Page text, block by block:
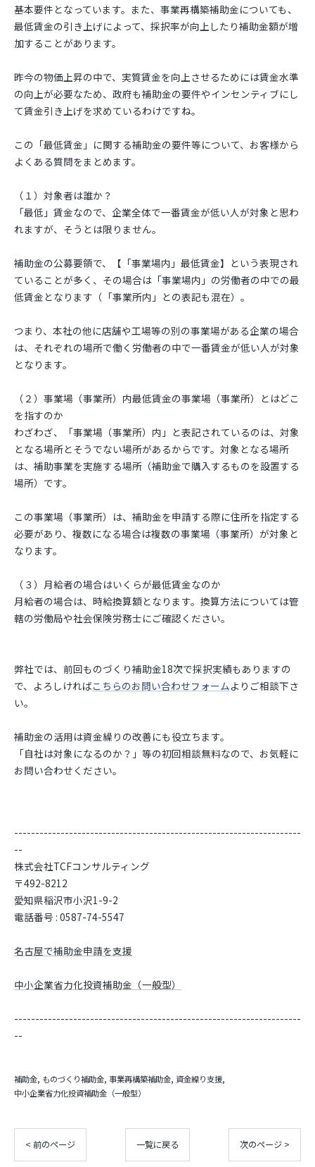
基本要件となっています。また、事業再構築補助金についても、
最低賃金の引き上げによって、採択率が向上したり補助金額が増
加することがあります。
昨今の物価上昇の中で、実質賃金を向上させるためには賃金水準
の向上が必要なため、政府も補助金の要件やインセンティブにし
て賃金引き上げを求めているわけですね。
この「最低賃金」に関する補助金の要件等について、お客様から
よくある質問をまとめます。
（１）対象者は誰か？
「最低」賃金なので、企業全体で一番賃金が低い人が対象と思わ
れますが、そうとは限りません。
補助金の公募要領で、【「事業場内」最低賃金】という表現され
ていることが多く、その場合は「事業場内」の労働者の中での最
低賃金となります（「事業所内」との表記も混在）。
つまり、本社の他に店舗や工場等の別の事業場がある企業の場合
は、それぞれの場所で働く労働者の中で一番賃金が低い人が対象
となります。
（２）事業場（事業所）内最低賃金の事業場（事業所）とはどこ
を指すのか
わざわざ、「事業場（事業所）内」と表記されているのは、対象
となる場所とそうでない場所があるからです。対象となる場所
は、補助事業を実施する場所（補助金で購入するものを設置する
場所）です。
この事業場（事業所）は、補助金を申請する際に住所を指定する
必要があり、複数になる場合は複数の事業場（事業所）が対象と
なります。
（３）月給者の場合はいくらが最低賃金なのか
月給者の場合は、時給換算額となります。換算方法については管
轄の労働局や社会保険労務士にご確認ください。
弊社では、前回ものづくり補助金18次で採択実績もありますの
で、よろしければこちらのお問い合わせフォームよりご相談下さ
い。
補助金の活用は資金繰りの改善にも役立ちます。
「自社は対象になるのか？」等の初回相談無料なので、お気軽に
お問い合わせください。
--------------------------------------------------------------------
--
株式会社TCFコンサルティング
〒492-8212
愛知県稲沢市小沢1-9-2
電話番号 : 0587-74-5547
名古屋で補助金申請を支援
中小企業省力化投資補助金（一般型）
--------------------------------------------------------------------
--
補助金 ものづくり補助金 事業再構築補助金 資金繰り支援
中小企業省力化投資補助金（一般型）
< 前のページ 一覧に戻る 次のページ >